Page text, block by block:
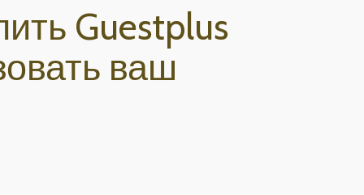
Guestplus
ваш